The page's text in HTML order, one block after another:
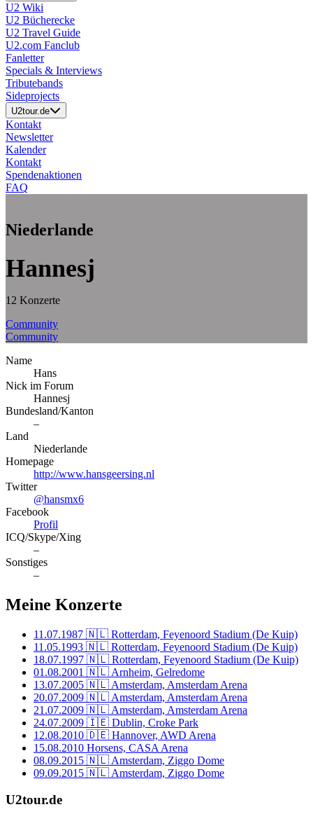
U2 Wiki
U2 Bücherecke
U2 Travel Guide
U2.com Fanclub
Fanletter
Specials & Interviews
Tributebands
Sideprojects
U2tour.de
Kontakt
Newsletter
Kalender
Kontakt
Spendenaktionen
FAQ
Niederlande
Hannesj
12 Konzerte
Community
Community
Name
Hans
Nick im Forum
Hannesj
Bundesland/Kanton
–
Land
Niederlande
Homepage
http://www.hansgeersing.nl
Twitter
@hansmx6
Facebook
Profil
ICQ/Skype/Xing
–
Sonstiges
–
Meine Konzerte
11.07.1987 🇳🇱 Rotterdam, Feyenoord Stadium (De Kuip)
11.05.1993 🇳🇱 Rotterdam, Feyenoord Stadium (De Kuip)
18.07.1997 🇳🇱 Rotterdam, Feyenoord Stadium (De Kuip)
01.08.2001 🇳🇱 Arnheim, Gelredome
13.07.2005 🇳🇱 Amsterdam, Amsterdam Arena
20.07.2009 🇳🇱 Amsterdam, Amsterdam Arena
21.07.2009 🇳🇱 Amsterdam, Amsterdam Arena
24.07.2009 🇮🇪 Dublin, Croke Park
12.08.2010 🇩🇪 Hannover, AWD Arena
15.08.2010 Horsens, CASA Arena
08.09.2015 🇳🇱 Amsterdam, Ziggo Dome
09.09.2015 🇳🇱 Amsterdam, Ziggo Dome
U2tour.de